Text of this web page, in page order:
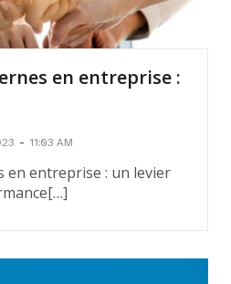
en entreprise :
- 11:03 AM
en entreprise : un levier